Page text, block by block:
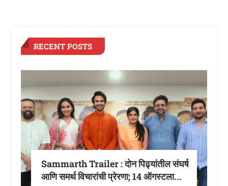
RECENT POSTS
Sammarth Trailer : दोन पिढ्यांतील संघर्ष
आणि समर्थ विचारांची प्रेरणा; 14 ऑगस्टला...